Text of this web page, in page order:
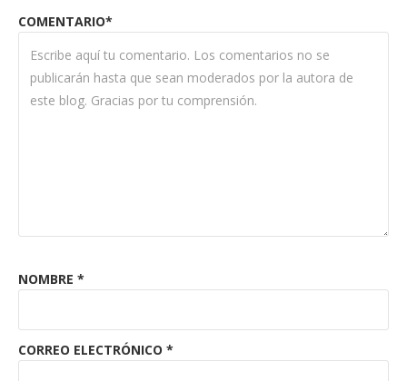
COMENTARIO*
NOMBRE *
CORREO ELECTRÓNICO *